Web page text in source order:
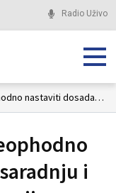
Radio Uživo
Mojsilović i Ulutaš: Neophodno nastaviti dosadašnju saradnju i neposrednu komunikaciju na svim nivoima
i